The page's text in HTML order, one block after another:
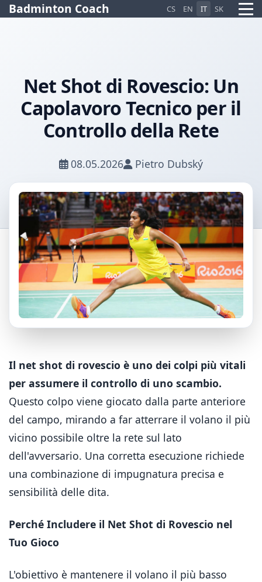
Badminton Coach CS EN IT SK
Net Shot di Rovescio: Un
Capolavoro Tecnico per il
Controllo della Rete
08.05.2026 Pietro Dubský
Il net shot di rovescio è uno dei colpi più vitali
per assumere il controllo di uno scambio.
Questo colpo viene giocato dalla parte anteriore
del campo, mirando a far atterrare il volano il più
vicino possibile oltre la rete sul lato
dell'avversario. Una corretta esecuzione richiede
una combinazione di impugnatura precisa e
sensibilità delle dita.
Perché Includere il Net Shot di Rovescio nel
Tuo Gioco
L'obiettivo è mantenere il volano il più basso
Pietro AI Asistent
Online